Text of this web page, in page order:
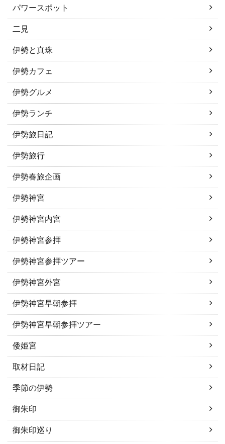
パワースポット
二見
伊勢と真珠
伊勢カフェ
伊勢グルメ
伊勢ランチ
伊勢旅日記
伊勢旅行
伊勢春旅企画
伊勢神宮
伊勢神宮内宮
伊勢神宮参拝
伊勢神宮参拝ツアー
伊勢神宮外宮
伊勢神宮早朝参拝
伊勢神宮早朝参拝ツアー
倭姫宮
取材日記
季節の伊勢
御朱印
御朱印巡り